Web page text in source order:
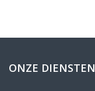
ONZE DIENSTEN